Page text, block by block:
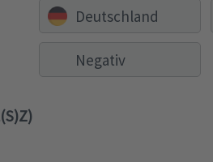
Deutschland
Negativ